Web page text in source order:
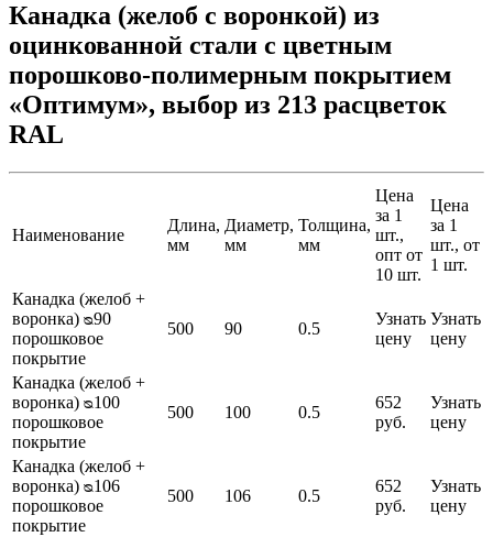
Канадка (желоб с воронкой) из
оцинкованной стали с цветным
порошково-полимерным покрытием
«Оптимум», выбор из 213 расцветок
RAL
Наименование
Длина,
мм
Диаметр,
мм
Толщина,
мм
Цена
за 1
шт.,
опт от
10 шт.
Цена
за 1
шт., от
1 шт.
Канадка (желоб +
воронка) ᴓ90
порошковое
покрытие
500 90 0.5
Узнать
цену
Узнать
цену
Канадка (желоб +
воронка) ᴓ100
порошковое
покрытие
500 100 0.5
652
руб.
Узнать
цену
Канадка (желоб +
воронка) ᴓ106
порошковое
покрытие
500 106 0.5
652
руб.
Узнать
цену